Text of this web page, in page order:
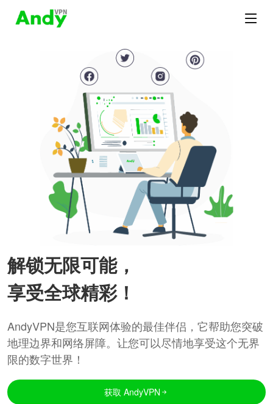
解锁无限可能，
享受全球精彩！
AndyVPN是您互联网体验的最佳伴侣，它帮助您突破
地理边界和网络屏障。让您可以尽情地享受这个无界
限的数字世界！
获取 AndyVPN